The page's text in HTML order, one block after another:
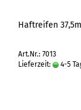
Haftreifen
Art.Nr.: 7013
Lieferzeit:
4-5